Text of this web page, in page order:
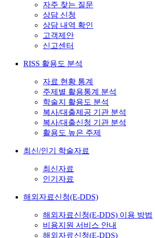
자주 찾는 질문
상담 신청
상담 내역 확인
고객제안
신고센터
RISS 활용도 분석
자료 현황 통계
주제별 활용통계 분석
학술지 활용도 분석
복사/대출제공 기관 분석
복사/대출신청 기관 분석
활용도 높은 주제
최신/인기 학술자료
최신자료
인기자료
해외자료신청(E-DDS)
해외자료신청(E-DDS) 이용 방법
비용지원 서비스 안내
해외자료신청(E-DDS)